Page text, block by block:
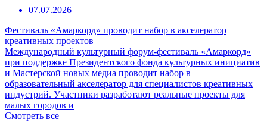
07.07.2026
Фестиваль «Амаркорд» проводит набор в акселератор
креативных проектов
Международный культурный форум-фестиваль «Амаркорд»
при поддержке Президентского фонда культурных инициатив
и Мастерской новых медиа проводит набор в
образовательный акселератор для специалистов креативных
индустрий. Участники разработают реальные проекты для
малых городов и
Смотреть все